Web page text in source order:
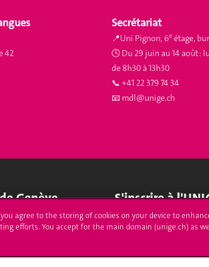
42
Secrétariat
📍Uni Pignon, 6eétage,
🕓 Du 29 juin au 14 août :
de 8h30 à 13h30
📞 +41 22 379 74 34
📧 mdl@unige.ch
Genève
Dufour
34
S'inscrire à
Immatriculations
you agree to the storing of cookies on your device to
efforts. You accept for the main domain (unige.ch) as